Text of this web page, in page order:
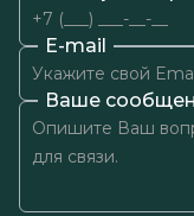
E-mail
Ваше